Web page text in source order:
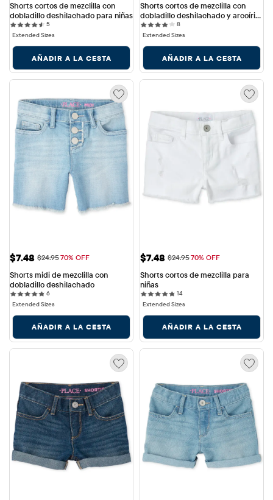
Shorts cortos de mezclilla con
dobladillo deshilachado para niñas
55 reviews
Extended Sizes
AÑADIR A LA CESTA
Shorts cortos de mezclilla con
dobladillo deshilachado y arcoíris
con lentejuelas para niñas
88 reviews
Extended Sizes
AÑADIR A LA CESTA
Precio de venta: $7.48
$7.48 Precio original: $24.95
$24.9570% OFF
Shorts midi de mezclilla con
dobladillo deshilachado
66 reviews
Extended Sizes
AÑADIR A LA CESTA
Precio de venta: $7.48
$7.48 Precio original: $24.95
$24.9570% OFF
Shorts cortos de mezclilla para
niñas
14
Extended Sizes
AÑADIR A LA CESTA